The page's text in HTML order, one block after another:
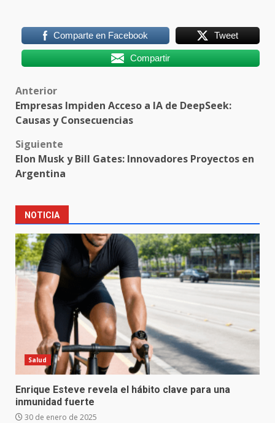
Comparte en Facebook Tweet
Compartir
Post
navigation
Anterior
Empresas Impiden Acceso a IA de DeepSeek:
Causas y Consecuencias
Siguiente
Elon Musk y Bill Gates: Innovadores Proyectos en
Argentina
NOTICIA
Salud
Enrique Esteve revela el hábito clave para una
inmunidad fuerte
30 de enero de 2025